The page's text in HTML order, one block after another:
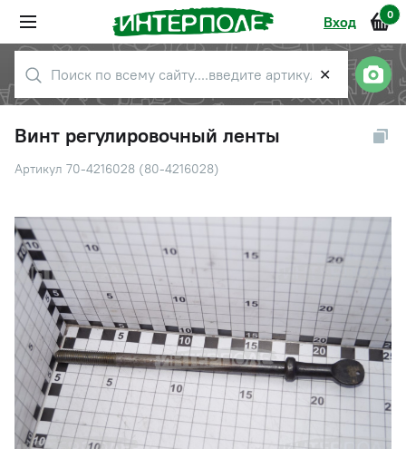
Вход 0
✕
Винт регулировочный ленты
Артикул 70-4216028 (80-4216028)